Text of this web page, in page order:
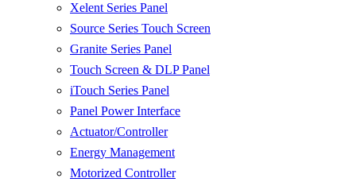
Xelent Series Panel
Source Series Touch Screen
Granite Series Panel
Touch Screen & DLP Panel
iTouch Series Panel
Panel Power Interface
Actuator/Controller
Energy Management
Motorized Controller